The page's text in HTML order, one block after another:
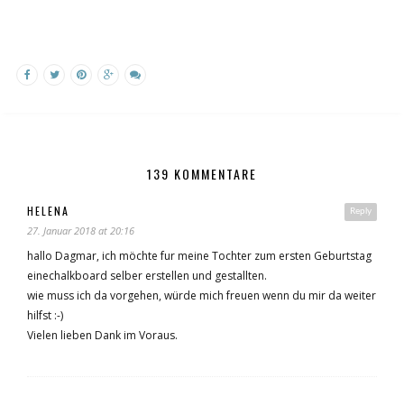
139 KOMMENTARE
Reply
HELENA
27. Januar 2018 at 20:16
hallo Dagmar, ich möchte fur meine Tochter zum ersten Geburtstag
einechalkboard selber erstellen und gestallten.
wie muss ich da vorgehen, würde mich freuen wenn du mir da weiter
hilfst :-)
Vielen lieben Dank im Voraus.